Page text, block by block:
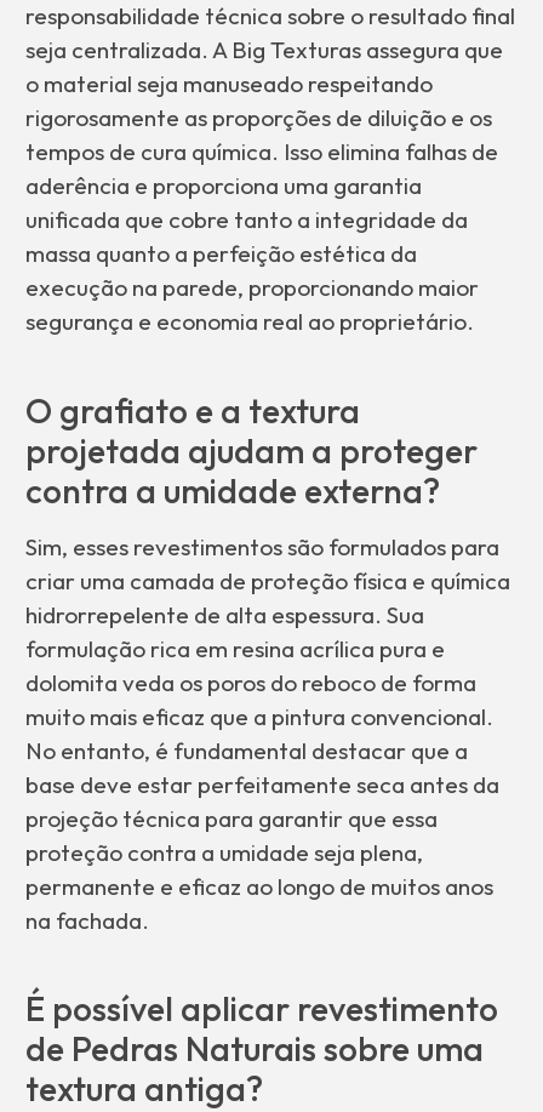
responsabilidade técnica sobre o resultado final
seja centralizada. A Big Texturas assegura que
o material seja manuseado respeitando
rigorosamente as proporções de diluição e os
tempos de cura química. Isso elimina falhas de
aderência e proporciona uma garantia
unificada que cobre tanto a integridade da
massa quanto a perfeição estética da
execução na parede, proporcionando maior
segurança e economia real ao proprietário.
O grafiato e a textura
projetada ajudam a proteger
contra a umidade externa?
Sim, esses revestimentos são formulados para
criar uma camada de proteção física e química
hidrorrepelente de alta espessura. Sua
formulação rica em resina acrílica pura e
dolomita veda os poros do reboco de forma
muito mais eficaz que a pintura convencional.
No entanto, é fundamental destacar que a
base deve estar perfeitamente seca antes da
projeção técnica para garantir que essa
proteção contra a umidade seja plena,
permanente e eficaz ao longo de muitos anos
na fachada.
É possível aplicar revestimento
de Pedras Naturais sobre uma
textura antiga?